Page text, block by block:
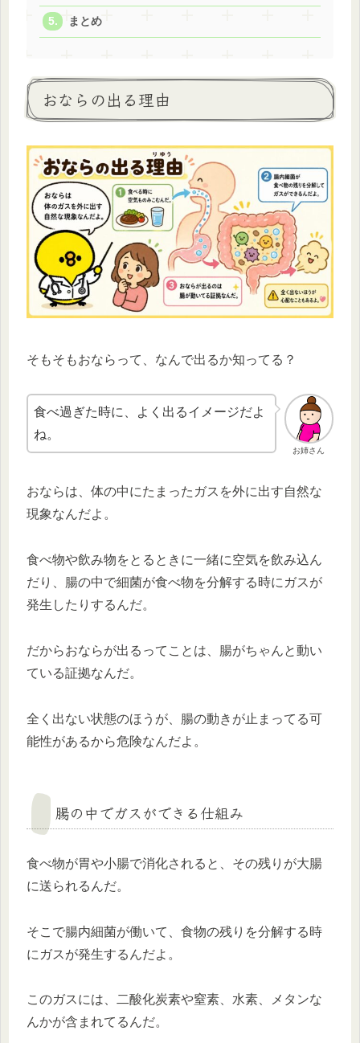
まとめ
おならの出る理由
そもそもおならって、なんで出るか知ってる？
お姉さん
食べ過ぎた時に、よく出るイメージだよ
ね。
おならは、体の中にたまったガスを外に出す自然な
現象なんだよ。
食べ物や飲み物をとるときに一緒に空気を飲み込ん
だり、腸の中で細菌が食べ物を分解する時にガスが
発生したりするんだ。
だからおならが出るってことは、腸がちゃんと動い
ている証拠なんだ。
全く出ない状態のほうが、腸の動きが止まってる可
能性があるから危険なんだよ。
腸の中でガスができる仕組み
食べ物が胃や小腸で消化されると、その残りが大腸
に送られるんだ。
そこで腸内細菌が働いて、食物の残りを分解する時
にガスが発生するんだよ。
このガスには、二酸化炭素や窒素、水素、メタンな
んかが含まれてるんだ。